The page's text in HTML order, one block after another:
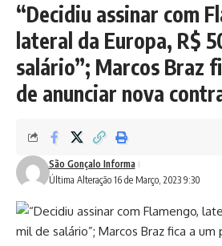
“Decidiu assinar com
lateral da Europa, R$
salário”; Marcos Braz
de anunciar nova
Última Alteração 16 de Março, 2023 9:30
São Gonçalo Informa